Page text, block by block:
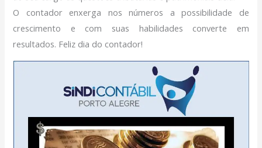
Assessoria Juridica
Convênios
Vagas/Oportunidades
Cursos
Notícias
Agenda
Contato
O contador enxerga nos números a possibilidade de
crescimento e com suas habilidades converte em
resultados. Feliz dia do contador!